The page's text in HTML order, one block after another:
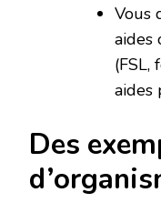
Vous
aides
(FSL,
aides
Des